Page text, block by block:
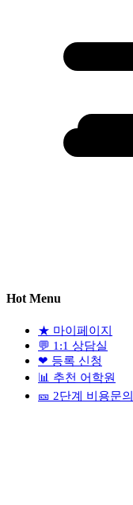
Hot Menu
★ 마이페이지
💬 1:1 상담실
❤ 등록 신청
📊 추천 어학원
🎫 2단계 비용문의